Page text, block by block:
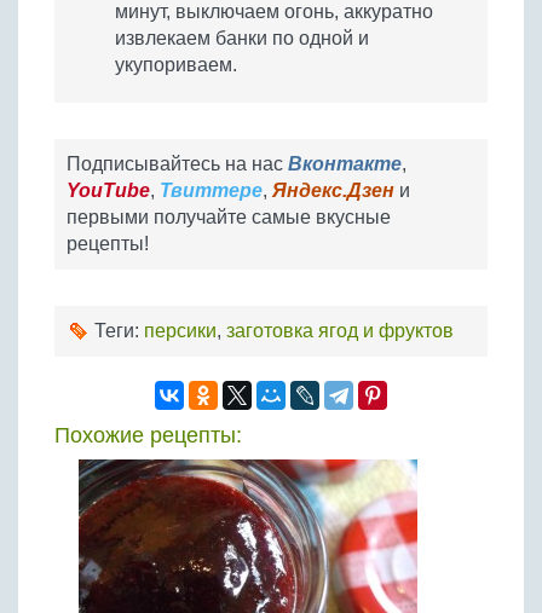
минут, выключаем огонь, аккуратно
извлекаем банки по одной и
укупориваем.
Подписывайтесь на нас Вконтакте,
YouTube, Твиттере, Яндекс.Дзен и
первыми получайте самые вкусные
рецепты!
Теги: персики, заготовка ягод и фруктов
Похожие рецепты: